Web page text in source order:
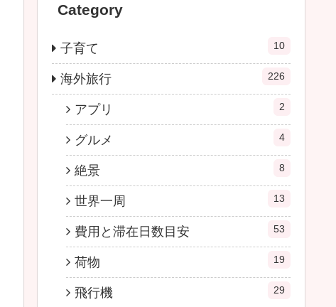
Category
子育て 10
海外旅行 226
アプリ 2
グルメ 4
絶景 8
世界一周 13
費用と滞在日数目安 53
荷物 19
飛行機 29